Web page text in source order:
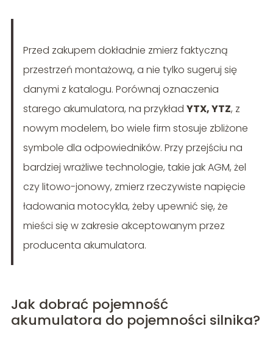
Przed zakupem dokładnie zmierz faktyczną
przestrzeń montażową, a nie tylko sugeruj się
danymi z katalogu. Porównaj oznaczenia
starego akumulatora, na przykład YTX, YTZ, z
nowym modelem, bo wiele firm stosuje zbliżone
symbole dla odpowiedników. Przy przejściu na
bardziej wrażliwe technologie, takie jak AGM, żel
czy litowo-jonowy, zmierz rzeczywiste napięcie
ładowania motocykla, żeby upewnić się, że
mieści się w zakresie akceptowanym przez
producenta akumulatora.
Jak dobrać pojemność
akumulatora do pojemności silnika?